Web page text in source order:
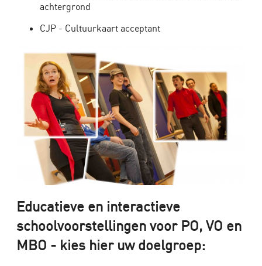
achtergrond
CJP - Cultuurkaart acceptant
Educatieve en interactieve
schoolvoorstellingen voor PO, VO en
MBO - kies hier uw doelgroep:
dat
studenten
beweegt
Hard
Interactieve
voortgezet
onderwijs
MBO